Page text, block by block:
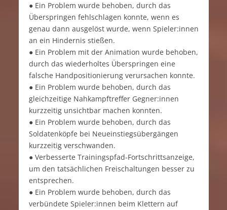
● Ein Problem wurde behoben, durch das
Überspringen fehlschlagen konnte, wenn es
genau dann ausgelöst wurde, wenn Spieler:innen
an ein Hindernis stießen.
● Ein Problem mit der Animation wurde behoben,
durch das wiederholtes Überspringen eine
falsche Handpositionierung verursachen konnte.
● Ein Problem wurde behoben, durch das
gleichzeitige Nahkampftreffer Gegner:innen
kurzzeitig unsichtbar machen konnten.
● Ein Problem wurde behoben, durch das
Soldatenköpfe bei Neueinstiegsübergängen
kurzzeitig verschwanden.
● Verbesserte Trainingspfad-Fortschrittsanzeige,
um den tatsächlichen Freischaltungen besser zu
entsprechen.
● Ein Problem wurde behoben, durch das
verbündete Spieler:innen beim Klettern auf